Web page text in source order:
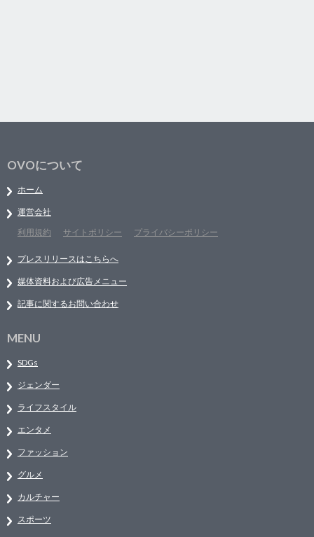
OVOについて
ホーム
運営会社
利用規約
サイトポリシー プライバシーポリシー
プレスリリースはこちらへ
媒体資料および広告メニュー
記事に関するお問い合わせ
MENU
SDGs
ジェンダー
ライフスタイル
エンタメ
ファッション
グルメ
カルチャー
スポーツ